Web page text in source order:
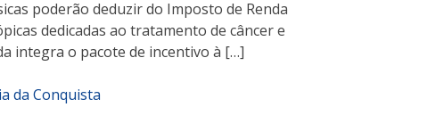
poderão deduzir do Imposto de Renda
dedicadas ao tratamento de câncer e
integra o pacote de incentivo à […]
da Conquista